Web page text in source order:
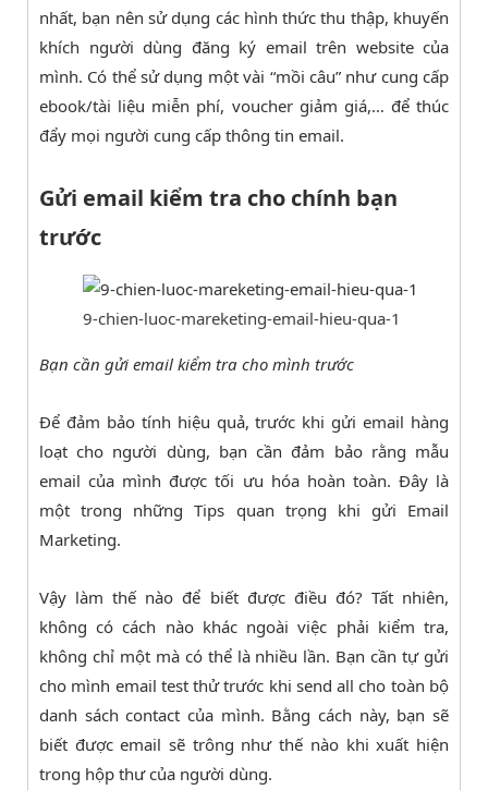
nhất, bạn nên sử dụng các hình thức thu thập, khuyến
khích người dùng đăng ký email trên website của
mình. Có thể sử dụng một vài “mồi câu” như cung cấp
ebook/tài liệu miễn phí, voucher giảm giá,… để thúc
đẩy mọi người cung cấp thông tin email.
Gửi email kiểm tra cho chính bạn
trước
9-chien-luoc-mareketing-email-hieu-qua-1
Bạn cần gửi email kiểm tra cho mình trước
Để đảm bảo tính hiệu quả, trước khi gửi email hàng
loạt cho người dùng, bạn cần đảm bảo rằng mẫu
email của mình được tối ưu hóa hoàn toàn. Đây là
một trong những Tips quan trọng khi gửi Email
Marketing.
Vậy làm thế nào để biết được điều đó? Tất nhiên,
không có cách nào khác ngoài việc phải kiểm tra,
không chỉ một mà có thể là nhiều lần. Bạn cần tự gửi
cho mình email test thử trước khi send all cho toàn bộ
danh sách contact của mình. Bằng cách này, bạn sẽ
biết được email sẽ trông như thế nào khi xuất hiện
trong hộp thư của người dùng.